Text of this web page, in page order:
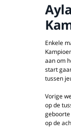
Enkele
aan om
start
tussen
Vorige
op de
op de